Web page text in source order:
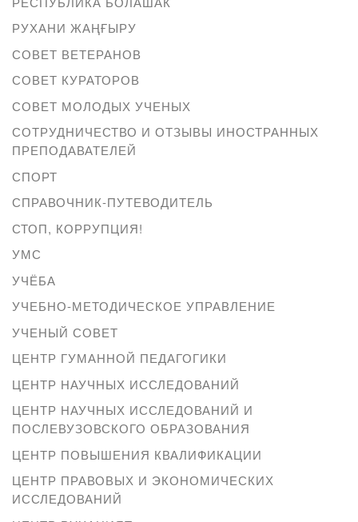
РУХАНИ ЖАҢҒЫРУ
СОВЕТ ВЕТЕРАНОВ
СОВЕТ КУРАТОРОВ
СОВЕТ МОЛОДЫХ УЧЕНЫХ
СОТРУДНИЧЕСТВО И ОТЗЫВЫ ИНОСТРАННЫХ
ПРЕПОДАВАТЕЛЕЙ
СПОРТ
СПРАВОЧНИК-ПУТЕВОДИТЕЛЬ
СТОП, КОРРУПЦИЯ!
УМС
УЧЁБА
УЧЕБНО-МЕТОДИЧЕСКОЕ УПРАВЛЕНИЕ
УЧЕНЫЙ СОВЕТ
ЦЕНТР ГУМАННОЙ ПЕДАГОГИКИ
ЦЕНТР НАУЧНЫХ ИССЛЕДОВАНИЙ
ЦЕНТР НАУЧНЫХ ИССЛЕДОВАНИЙ И
ПОСЛЕВУЗОВСКОГО ОБРАЗОВАНИЯ
ЦЕНТР ПОВЫШЕНИЯ КВАЛИФИКАЦИИ
ЦЕНТР ПРАВОВЫХ И ЭКОНОМИЧЕСКИХ
ИССЛЕДОВАНИЙ